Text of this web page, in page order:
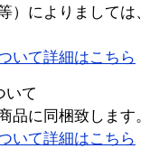
）によりましては
いて詳細はこちら
いて
品に同梱致します。
いて詳細はこちら